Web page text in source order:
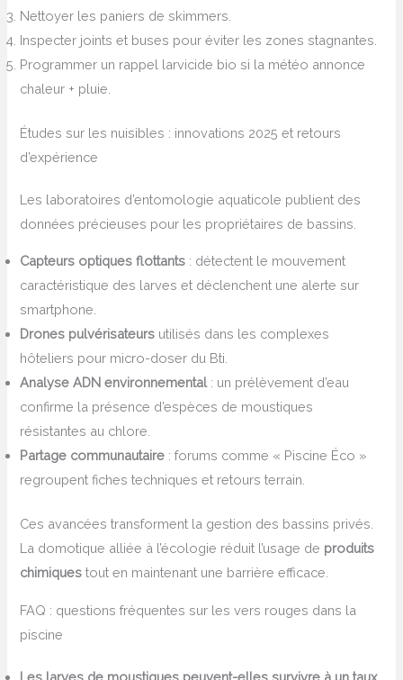
Nettoyer les paniers de skimmers.
Inspecter joints et buses pour éviter les zones stagnantes.
Programmer un rappel larvicide bio si la météo annonce
chaleur + pluie.
Études sur les nuisibles : innovations 2025 et retours
d’expérience
Les laboratoires d’entomologie aquaticole publient des
données précieuses pour les propriétaires de bassins.
Capteurs optiques flottants : détectent le mouvement
caractéristique des larves et déclenchent une alerte sur
smartphone.
Drones pulvérisateurs utilisés dans les complexes
hôteliers pour micro-doser du Bti.
Analyse ADN environnemental: un prélèvement d’eau
confirme la présence d’espèces de moustiques
résistantes au chlore.
Partage communautaire : forums comme « Piscine Éco »
regroupent fiches techniques et retours terrain.
Ces avancées transforment la gestion des bassins privés.
La domotique alliée à l’écologie réduit l’usage de produits
chimiques tout en maintenant une barrière efficace.
FAQ : questions fréquentes sur les vers rouges dans la
piscine
Les larves de moustiques peuvent-elles survivre à un taux